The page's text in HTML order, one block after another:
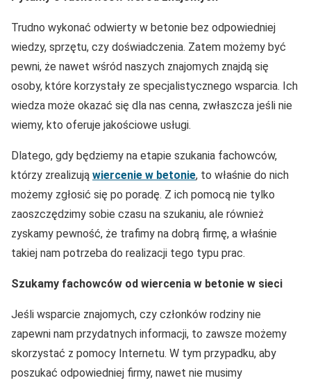
Trudno wykonać odwierty w betonie bez odpowiedniej
wiedzy, sprzętu, czy doświadczenia. Zatem możemy być
pewni, że nawet wśród naszych znajomych znajdą się
osoby, które korzystały ze specjalistycznego wsparcia. Ich
wiedza może okazać się dla nas cenna, zwłaszcza jeśli nie
wiemy, kto oferuje jakościowe usługi.
Dlatego, gdy będziemy na etapie szukania fachowców,
którzy zrealizują wiercenie w betonie, to właśnie do nich
możemy zgłosić się po poradę. Z ich pomocą nie tylko
zaoszczędzimy sobie czasu na szukaniu, ale również
zyskamy pewność, że trafimy na dobrą firmę, a właśnie
takiej nam potrzeba do realizacji tego typu prac.
Szukamy fachowców od wiercenia w betonie w sieci
Jeśli wsparcie znajomych, czy członków rodziny nie
zapewni nam przydatnych informacji, to zawsze możemy
skorzystać z pomocy Internetu. W tym przypadku, aby
poszukać odpowiedniej firmy, nawet nie musimy